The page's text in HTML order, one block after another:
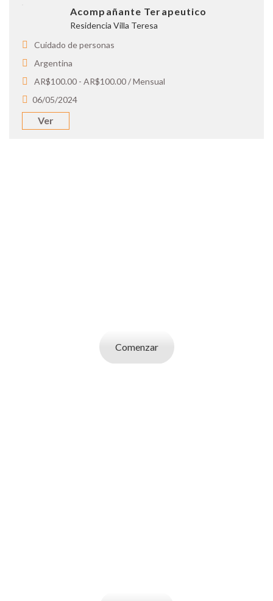
Acompañante Terapeutico
Residencia Villa Teresa
Cuidado de personas
Argentina
AR$100.00 - AR$100.00 / Mensual
06/05/2024
Ver
Comenzar